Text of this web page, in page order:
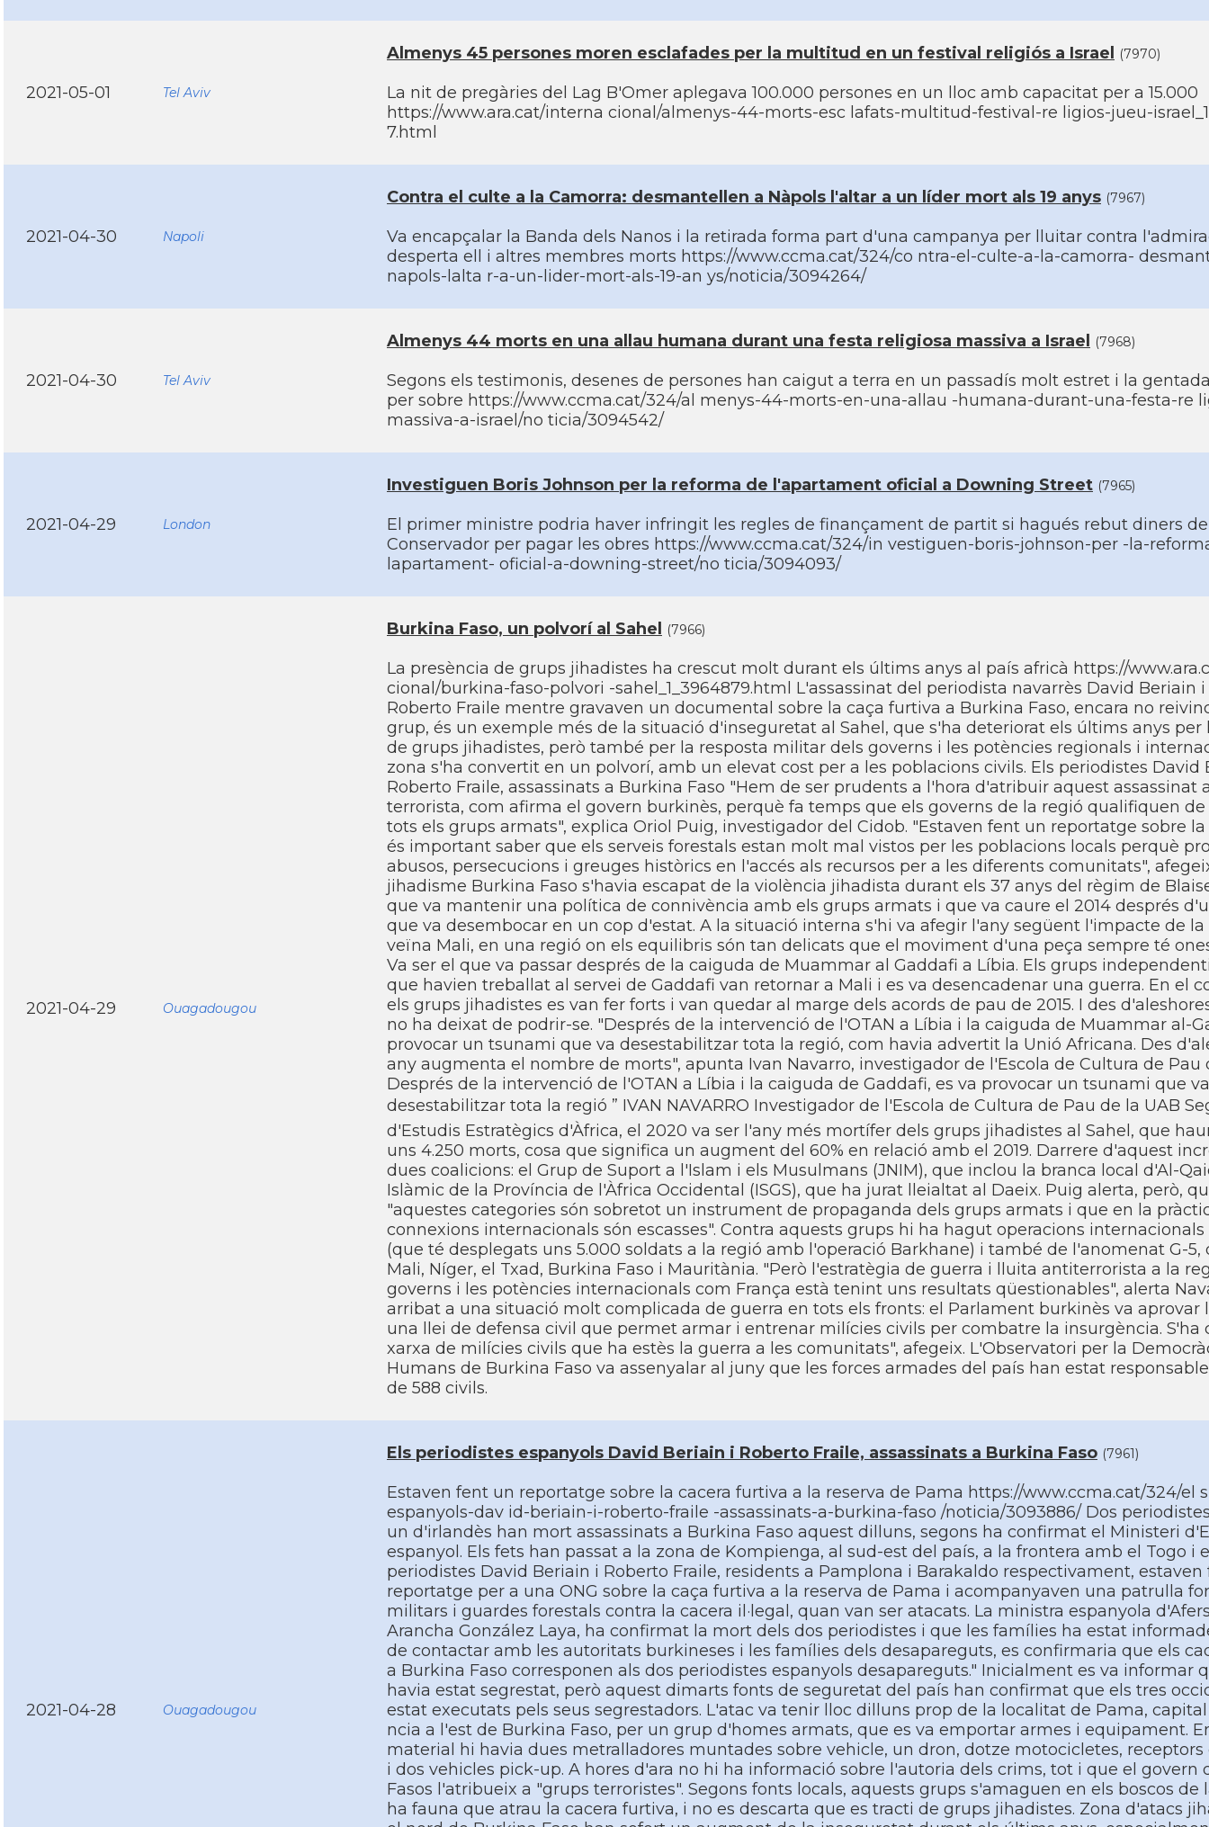
2021-05-01 Tel Aviv
Almenys 45 persones moren esclafades per la multitud en un festival religiós a Israel (7970)
La nit de pregàries del Lag B'Omer aplegava 100.000 persones en un lloc amb capacitat per a 15.000
https://www.ara.cat/interna cional/almenys-44-morts-esc lafats-multitud-festival-re ligios-jueu-
7.html
2021-04-30 Napoli
Contra el culte a la Camorra: desmantellen a Nàpols l'altar a un lí­der mort als 19 anys (7967)
Va encapçalar la Banda dels Nanos i la retirada forma part d'una campanya per lluitar contra
desperta ell i altres membres morts https://www.ccma.cat/324/co ntra-el-culte-a-la-camorra-
napols-lalta r-a-un-lider-mort-als-19-an ys/noticia/3094264/
2021-04-30 Tel Aviv
Almenys 44 morts en una allau humana durant una festa religiosa massiva a Israel (7968)
Segons els testimonis, desenes de persones han caigut a terra en un passadí­s molt estret i la
per sobre https://www.ccma.cat/324/al menys-44-morts-en-una-allau -humana-durant-una-festa-re
massiva-a-israel/no ticia/3094542/
2021-04-29 London
Investiguen Boris Johnson per la reforma de l'apartament oficial a Downing Street (7965)
El primer ministre podria haver infringit les regles de finançament de partit si hagués rebut diners
Conservador per pagar les obres https://www.ccma.cat/324/in vestiguen-boris-johnson-per -la-
lapartament- oficial-a-downing-street/no ticia/3094093/
2021-04-29 Ouagadougou
Burkina Faso, un polvorí­ al Sahel (7966)
La presència de grups jihadistes ha crescut molt durant els últims anys al paí­s africà https://
cional/burkina-faso-polvori -sahel_1_3964879.html L'assassinat del periodista navarrès David Beriain
Roberto Fraile mentre gravaven un documental sobre la caça furtiva a Burkina Faso, encara no
grup, és un exemple més de la situació d'inseguretat al Sahel, que s'ha deteriorat els últims anys per
de grups jihadistes, però també per la resposta militar dels governs i les potències regionals i
zona s'ha convertit en un polvorí­, amb un elevat cost per a les poblacions civils. Els periodistes David
Roberto Fraile, assassinats a Burkina Faso "Hem de ser prudents a l'hora d'atribuir aquest assassinat
terrorista, com afirma el govern burkinès, perquè fa temps que els governs de la regió qualifiquen
tots els grups armats", explica Oriol Puig, investigador del Cidob. "Estaven fent un reportatge sobre
és important saber que els serveis forestals estan molt mal vistos per les poblacions locals perquè
abusos, persecucions i greuges històrics en l'accés als recursos per a les diferents comunitats",
jihadisme Burkina Faso s'havia escapat de la violència jihadista durant els 37 anys del règim de
que va mantenir una polí­tica de connivència amb els grups armats i que va caure el 2014 després
que va desembocar en un cop d'estat. A la situació interna s'hi va afegir l'any següent l'impacte de la
veïna Mali, en una regió on els equilibris són tan delicats que el moviment d'una peça sempre té
Va ser el que va passar després de la caiguda de Muammar al Gaddafi a Lí­bia. Els grups
que havien treballat al servei de Gaddafi van retornar a Mali i es va desencadenar una guerra. En el
els grups jihadistes es van fer forts i van quedar al marge dels acords de pau de 2015. I des
no ha deixat de podrir-se. "Després de la intervenció de l'OTAN a Lí­bia i la caiguda de Muammar al-
provocar un tsunami que va desestabilitzar tota la regió, com havia advertit la Unió Africana. Des
any augmenta el nombre de morts", apunta Ivan Navarro, investigador de l'Escola de Cultura de Pau
Després de la intervenció de l'OTAN a Lí­bia i la caiguda de Gaddafi, es va provocar un tsunami que va
desestabilitzar tota la regió ” IVAN NAVARRO Investigador de l'Escola de Cultura de Pau de la UAB
d'Estudis Estratègics d'Àfrica, el 2020 va ser l'any més mortí­fer dels grups jihadistes al Sahel, que
uns 4.250 morts, cosa que significa un augment del 60% en relació amb el 2019. Darrere d'aquest
dues coalicions: el Grup de Suport a l'Islam i els Musulmans (JNIM), que inclou la branca local d'Al-
Islàmic de la Proví­ncia de l'Àfrica Occidental (ISGS), que ha jurat lleialtat al Daeix. Puig alerta, però,
"aquestes categories són sobretot un instrument de propaganda dels grups armats i que en la
connexions internacionals són escasses". Contra aquests grups hi ha hagut operacions internacionals
(que té desplegats uns 5.000 soldats a la regió amb l'operació Barkhane) i també de l'anomenat G-
Mali, Ní­ger, el Txad, Burkina Faso i Mauritània. "Però l'estratègia de guerra i lluita antiterrorista a la
governs i les potències internacionals com França està tenint uns resultats qüestionables", alerta
arribat a una situació molt complicada de guerra en tots els fronts: el Parlament burkinès va aprovar
una llei de defensa civil que permet armar i entrenar milí­cies civils per combatre la insurgència. S'ha
xarxa de milí­cies civils que ha estès la guerra a les comunitats", afegeix. L'Observatori per la
Humans de Burkina Faso va assenyalar al juny que les forces armades del paí­s han estat
de 588 civils.
2021-04-28 Ouagadougou
Els periodistes espanyols David Beriain i Roberto Fraile, assassinats a Burkina Faso (7961)
Estaven fent un reportatge sobre la cacera furtiva a la reserva de Pama https://www.ccma.cat/324/el
espanyols-dav id-beriain-i-roberto-fraile -assassinats-a-burkina-faso /noticia/3093886/ Dos
un d'irlandès han mort assassinats a Burkina Faso aquest dilluns, segons ha confirmat el Ministeri
espanyol. Els fets han passat a la zona de Kompienga, al sud-est del paí­s, a la frontera amb el Togo i
periodistes David Beriain i Roberto Fraile, residents a Pamplona i Barakaldo respectivament,
reportatge per a una ONG sobre la caça furtiva a la reserva de Pama i acompanyaven una patrulla
militars i guardes forestals contra la cacera il·legal, quan van ser atacats. La ministra espanyola
Arancha González Laya, ha confirmat la mort dels dos periodistes i que les famí­lies ha estat
de contactar amb les autoritats burkineses i les famí­lies dels desapareguts, es confirmaria que els
a Burkina Faso corresponen als dos periodistes espanyols desapareguts." Inicialment es va informar
havia estat segrestat, però aquest dimarts fonts de seguretat del paí­s han confirmat que els tres
estat executats pels seus segrestadors. L'atac va tenir lloc dilluns prop de la localitat de Pama,
ncia a l'est de Burkina Faso, per un grup d'homes armats, que es va emportar armes i equipament.
material hi havia dues metralladores muntades sobre vehicle, un dron, dotze motocicletes,
i dos vehicles pick-up. A hores d'ara no hi ha informació sobre l'autoria dels crims, tot i que el govern
Fasos l'atribueix a "grups terroristes". Segons fonts locals, aquests grups s'amaguen en els boscos de
ha fauna que atrau la cacera furtiva, i no es descarta que es tracti de grups jihadistes. Zona d'atacs